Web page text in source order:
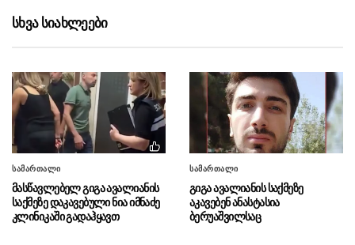
რწმუნებულის, ზაალ გელაშვილის
გარდაცვალების გამო”
ელექტროენერგია არ მიეწოდება
05.08 - 20:04“შენი თანამოქალაქის
გაჭირვება თუ უფრო ნაკლებ უბედურებად
მიგაჩნია, ვიდრე უკრაინელის, მაშინ მორალსა
და ზნეობაზე არ უნდა ილაპარაკო”
05.08 - 19:52NBC News: პენტაგონი აშშ-ის
ახალ ბირთვულ სტრატეგიას ამზადებს
სხვა სიახლეები
სამართალი
მასწავლებელ გიგა ავალიანის
საქმეზე დაკავებული ნია იმნაძე
კლინიკაში გადაჰყავთ
სამართალი
გიგა ავალიანის საქმეზე
აკავებენ ანასტასია
ბერუაშვილსაც